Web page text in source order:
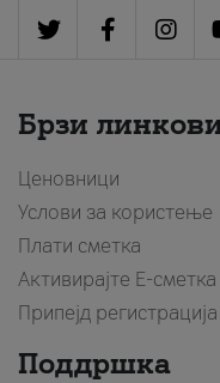
Брзи
Ценовници
Услови за користење
Плати сметка
Активирајте Е-сметка
Припејд регистрација
Поддршка